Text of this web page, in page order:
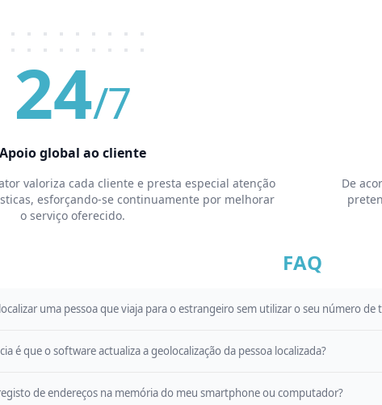
24/7
Apoio global ao cliente
valoriza cada cliente e presta especial atenção
esforçando-se continuamente por melhorar
o serviço oferecido.
De
FAQ
uma pessoa que viaja para o estrangeiro sem utilizar o seu número de
é que o software actualiza a geolocalização da pessoa localizada?
de endereços na memória do meu smartphone ou computador?